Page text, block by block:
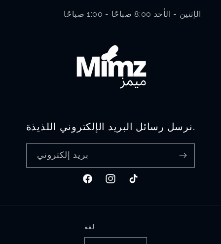
الإثنين - الأحد 8:00 صباحًا - 1:00 صباحًا
نرسل رسائل البريد الإلكتروني اللذيذة.
بريد إلكتروني
فيسبوكانستغرامتيك
لغة